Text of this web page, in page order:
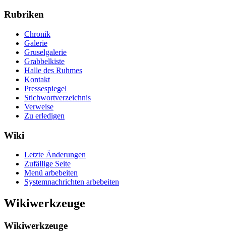
Rubriken
Chronik
Galerie
Gruselgalerie
Grabbelkiste
Halle des Ruhmes
Kontakt
Pressespiegel
Stichwortverzeichnis
Verweise
Zu erledigen
Wiki
Letzte Änderungen
Zufällige Seite
Menü arbebeiten
Systemnachrichten arbebeiten
Wikiwerkzeuge
Wikiwerkzeuge